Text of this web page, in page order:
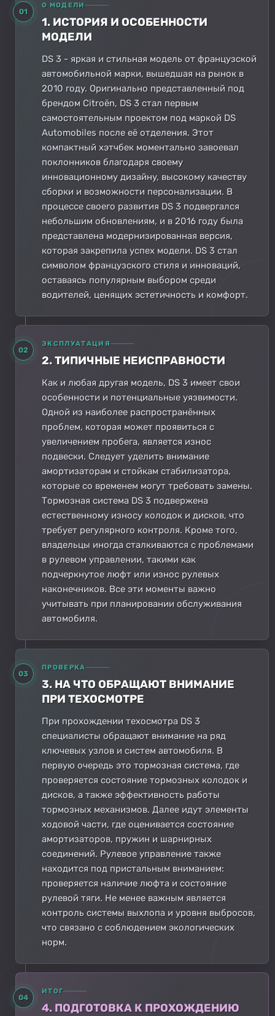
01
О МОДЕЛИ
1. ИСТОРИЯ И ОСОБЕННОСТИ
МОДЕЛИ
DS 3 - яркая и стильная модель от французской
автомобильной марки, вышедшая на рынок в
2010 году. Оригинально представленный под
брендом Citroën, DS 3 стал первым
самостоятельным проектом под маркой DS
Automobiles после её отделения. Этот
компактный хэтчбек моментально завоевал
поклонников благодаря своему
инновационному дизайну, высокому качеству
сборки и возможности персонализации. В
процессе своего развития DS 3 подвергался
небольшим обновлениям, и в 2016 году была
представлена модернизированная версия,
которая закрепила успех модели. DS 3 стал
символом французского стиля и инноваций,
оставаясь популярным выбором среди
водителей, ценящих эстетичность и комфорт.
02
ЭКСПЛУАТАЦИЯ
2. ТИПИЧНЫЕ НЕИСПРАВНОСТИ
Как и любая другая модель, DS 3 имеет свои
особенности и потенциальные уязвимости.
Одной из наиболее распространённых
проблем, которая может проявиться с
увеличением пробега, является износ
подвески. Следует уделить внимание
амортизаторам и стойкам стабилизатора,
которые со временем могут требовать замены.
Тормозная система DS 3 подвержена
естественному износу колодок и дисков, что
требует регулярного контроля. Кроме того,
владельцы иногда сталкиваются с проблемами
в рулевом управлении, такими как
подчеркнутое люфт или износ рулевых
наконечников. Все эти моменты важно
учитывать при планировании обслуживания
автомобиля.
03
ПРОВЕРКА
3. НА ЧТО ОБРАЩАЮТ ВНИМАНИЕ
ПРИ ТЕХОСМОТРЕ
При прохождении техосмотра DS 3
специалисты обращают внимание на ряд
ключевых узлов и систем автомобиля. В
первую очередь это тормозная система, где
проверяется состояние тормозных колодок и
дисков, а также эффективность работы
тормозных механизмов. Далее идут элементы
ходовой части, где оценивается состояние
амортизаторов, пружин и шарнирных
соединений. Рулевое управление также
находится под пристальным вниманием:
проверяется наличие люфта и состояние
рулевой тяги. Не менее важным является
контроль системы выхлопа и уровня выбросов,
что связано с соблюдением экологических
норм.
04
ИТОГ
4. ПОДГОТОВКА К ПРОХОЖДЕНИЮ